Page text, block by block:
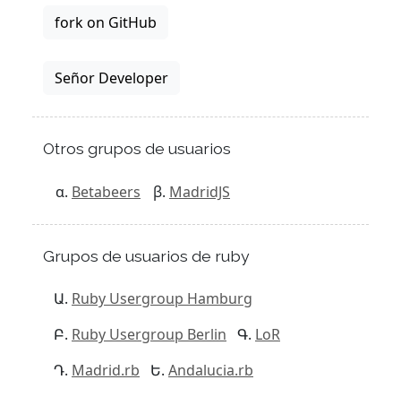
fork on GitHub
Señor Developer
Otros grupos de usuarios
Betabeers MadridJS
Grupos de usuarios de ruby
Ruby Usergroup Hamburg
Ruby Usergroup Berlin
LoR
Madrid.rb
Andalucia.rb